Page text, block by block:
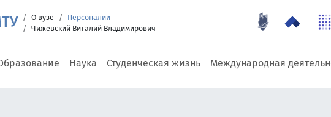
О вузе
Персоналии
Чижевский Виталий Владимирович
Наука Студенческая жизнь Международная